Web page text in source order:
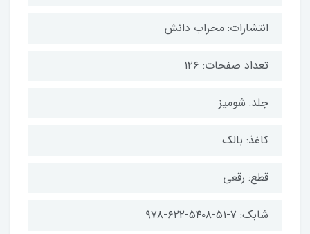
انتشارات: محراب دانش
تعداد صفحات: ۱۲۶
جلد: شومیز
کاغذ: بالک
قطع: رقعی
شابک: ۷-۵۱-۵۴۰۸-۶۲۲-۹۷۸